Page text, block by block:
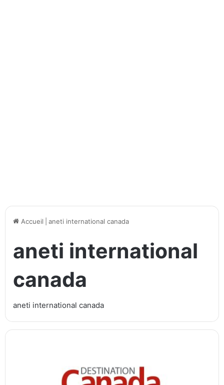
Accueil aneti international canada
aneti international
canada
aneti international canada